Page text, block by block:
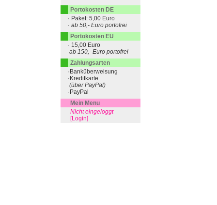
Portokosten DE
· Paket: 5,00 Euro
· ab 50,- Euro portofrei
Portokosten EU
· 15,00 Euro
ab 150,- Euro portofrei
Zahlungsarten
·Banküberweisung
·Kreditkarte
(über PayPal)
·PayPal
Mein Menu
Nicht eingeloggt
[Login]